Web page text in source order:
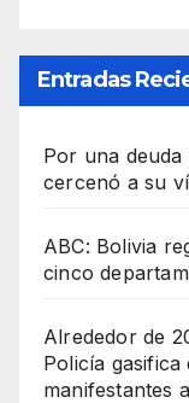
Entradas
Por una
cercenó a su
ABC: Bolivia
cinco
Alrededor de
Policía gasifica
manifestantes